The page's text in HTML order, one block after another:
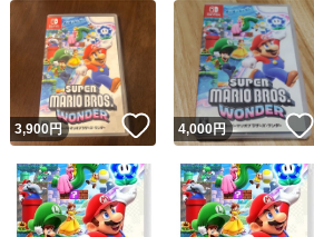
いね！
3,900円 いいね！
4,000円